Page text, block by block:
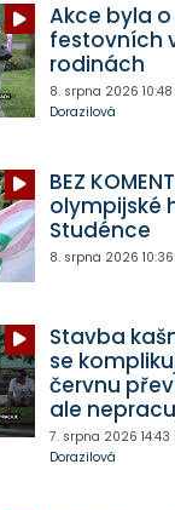
Akce byla
festovních
rodinách
8. srpna 2026 10:48
Dorazilová
BEZ
olympijské
Studénce
8. srpna 2026 10:36
Stavba
se
červnu
ale
7. srpna 2026 14:43
Dorazilová